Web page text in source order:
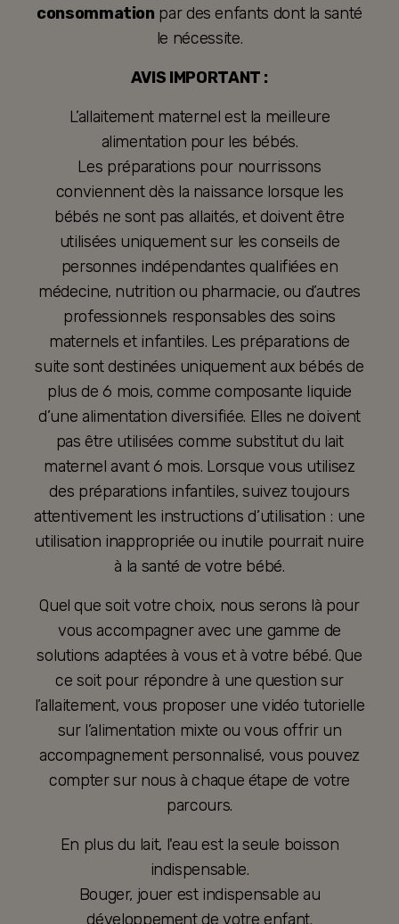
consommation par des enfants dont la santé
le nécessite.
AVIS IMPORTANT :
L’allaitement maternel est la meilleure
alimentation pour les bébés.
Les préparations pour nourrissons
conviennent dès la naissance lorsque les
bébés ne sont pas allaités, et doivent être
utilisées uniquement sur les conseils de
personnes indépendantes qualifiées en
médecine, nutrition ou pharmacie, ou d’autres
professionnels responsables des soins
maternels et infantiles. Les préparations de
suite sont destinées uniquement aux bébés de
plus de 6 mois, comme composante liquide
d’une alimentation diversifiée. Elles ne doivent
pas être utilisées comme substitut du lait
maternel avant 6 mois. Lorsque vous utilisez
des préparations infantiles, suivez toujours
attentivement les instructions d’utilisation : une
utilisation inappropriée ou inutile pourrait nuire
à la santé de votre bébé.
Quel que soit votre choix, nous serons là pour
vous accompagner avec une gamme de
solutions adaptées à vous et à votre bébé. Que
ce soit pour répondre à une question sur
l’allaitement, vous proposer une vidéo tutorielle
sur l’alimentation mixte ou vous offrir un
accompagnement personnalisé, vous pouvez
compter sur nous à chaque étape de votre
parcours.
En plus du lait, l'eau est la seule boisson
indispensable.
Bouger, jouer est indispensable au
développement de votre enfant.